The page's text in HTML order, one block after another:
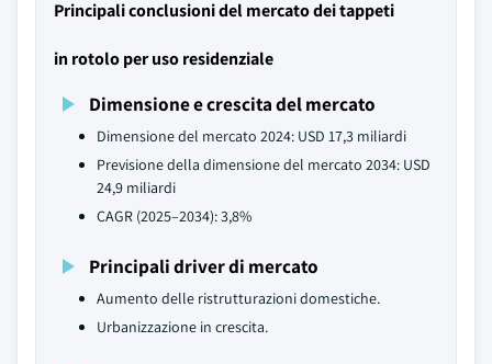
Principali conclusioni del mercato dei tappeti
in rotolo per uso residenziale
Dimensione e crescita del mercato
Dimensione del mercato 2024: USD 17,3 miliardi
Previsione della dimensione del mercato 2034: USD
24,9 miliardi
CAGR (2025–2034): 3,8%
Principali driver di mercato
Aumento delle ristrutturazioni domestiche.
Urbanizzazione in crescita.